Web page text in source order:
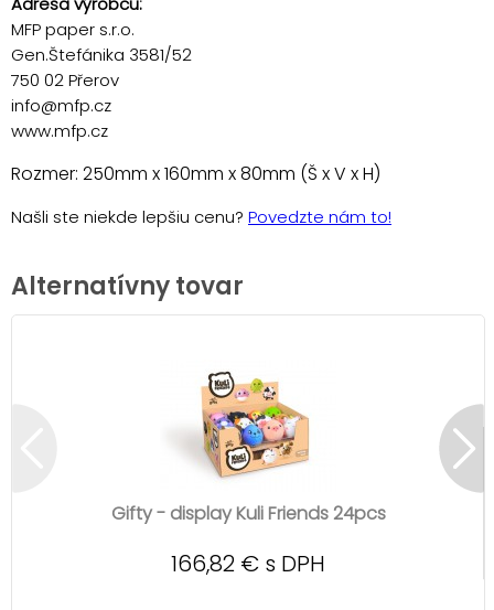
MFP paper s.r.o.
Gen.Štefánika 3581/52
750 02 Přerov
info@mfp.cz
www.mfp.cz
Rozmer: 250mm x 160mm x 80mm (Š x V x H)
Našli ste niekde lepšiu cenu? Povedzte nám to!
Alternatívny tovar
Gifty - display Kuli Friends 24pcs
166,82 € s DPH